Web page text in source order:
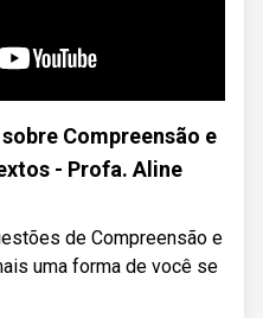
Compreensão e
- Profa. Aline
de Compreensão e
uma forma de você se